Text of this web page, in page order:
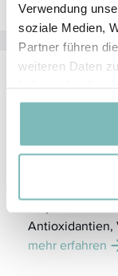
Verwendung
soziale Medien,
Partner führen
weiteren Daten
gesammelt
ALOE
ALOE
der Aloe vera-
wirksamer
Antioxidantien,
mehr erfahren